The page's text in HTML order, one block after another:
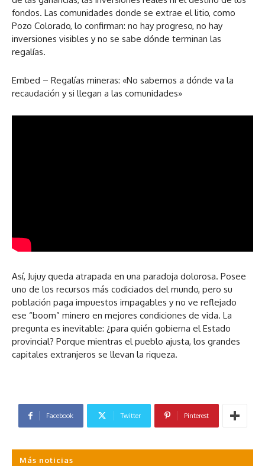
fondos. Las comunidades donde se extrae el litio, como
Pozo Colorado, lo confirman: no hay progreso, no hay
inversiones visibles y no se sabe dónde terminan las
regalías.
Embed – Regalías mineras: «No sabemos a dónde va la
recaudación y si llegan a las comunidades»
Así, Jujuy queda atrapada en una paradoja dolorosa. Posee
uno de los recursos más codiciados del mundo, pero su
población paga impuestos impagables y no ve reflejado
ese “boom” minero en mejores condiciones de vida. La
pregunta es inevitable: ¿para quién gobierna el Estado
provincial? Porque mientras el pueblo ajusta, los grandes
capitales extranjeros se llevan la riqueza.
Facebook Twitter Pinterest
Más noticias